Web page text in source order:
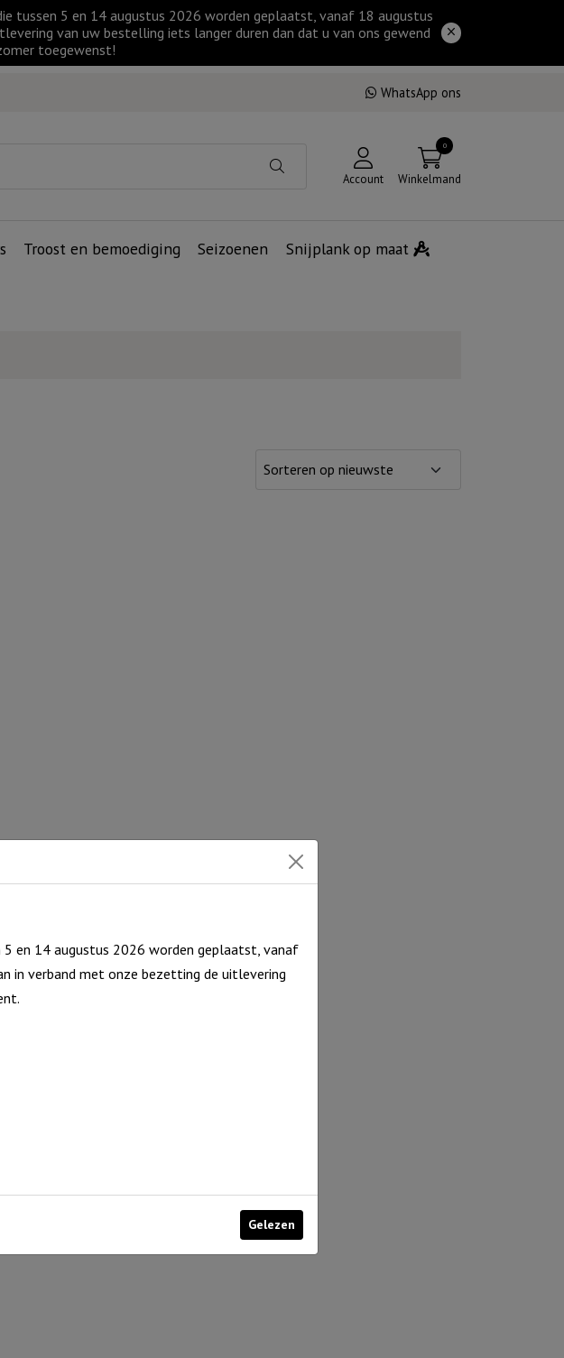
tussen 5 en 14 augustus 2026 worden geplaatst, vanaf 18 augustus
van uw bestelling iets langer duren dan dat u van ons gewend
toegewenst!
WhatsApp ons
Account
0
Winkelmand
Troost en bemoediging Seizoenen Snijplank op maat
en 14 augustus 2026 worden geplaatst, vanaf
in verband met onze bezetting de uitlevering
Gelezen